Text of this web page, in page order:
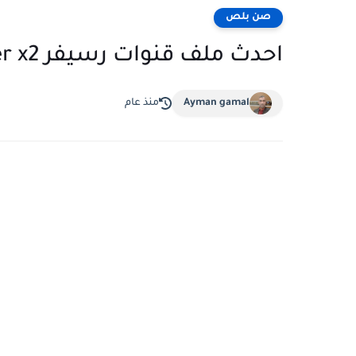
صن بلص
احدث ملف قنوات رسيفر Timer x2
Ayman gamal منذ عام